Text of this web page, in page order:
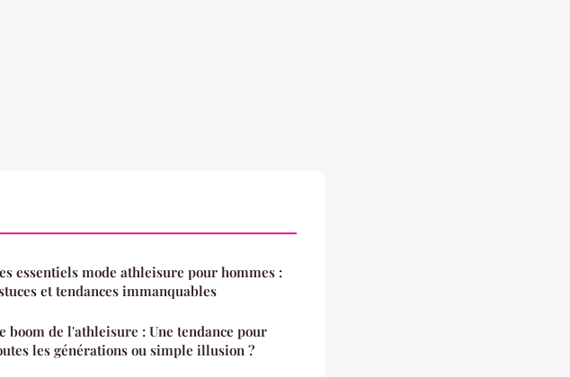
essentiels mode athleisure pour hommes :
et tendances immanquables
boom de l'athleisure : Une tendance pour
les générations ou simple illusion ?